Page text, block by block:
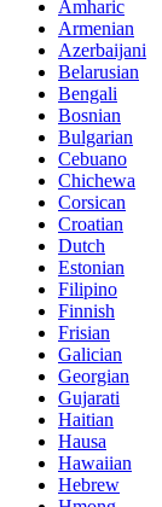
Amharic
Armenian
Azerbaijani
Belarusian
Bengali
Bosnian
Bulgarian
Cebuano
Chichewa
Corsican
Croatian
Dutch
Estonian
Filipino
Finnish
Frisian
Galician
Georgian
Gujarati
Haitian
Hausa
Hawaiian
Hebrew